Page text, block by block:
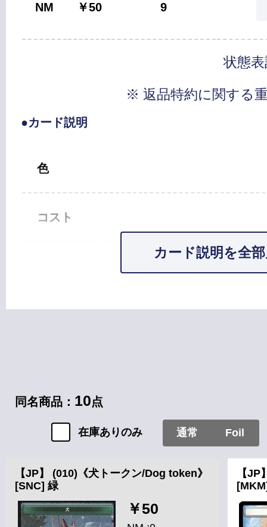
NM ￥50 9
状態
※ 返品特約に関する
●カード説明
色
コスト
カード説明を全
同名商品： 10点
在庫ありのみ 通常 Foil
【JP】 (010)《犬トークン/Dog token》
[SNC] 緑
￥50
【